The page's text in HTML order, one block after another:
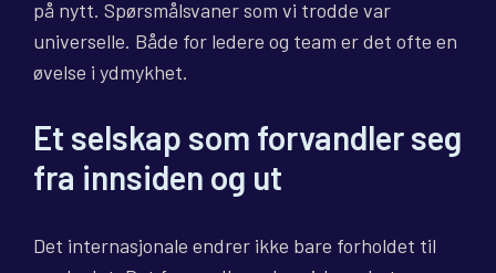
på nytt. Spørsmålsvaner som vi trodde var
universelle. Både for ledere og team er det ofte en
øvelse i ydmykhet.
Et selskap som forvandler seg
fra innsiden og ut
Det internasjonale endrer ikke bare forholdet til